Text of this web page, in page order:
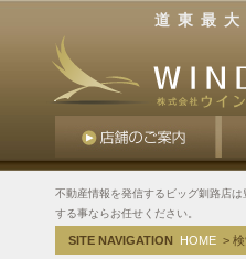
道東最
不動産情報を発信するビッグ釧路店
する事ならお任せください。
SITE NAVIGATION HOME >